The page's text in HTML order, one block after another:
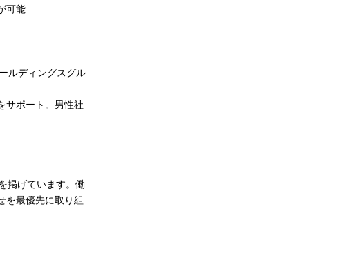
可能
ルディングスグル
サポート。男性社
掲げています。働
を最優先に取り組